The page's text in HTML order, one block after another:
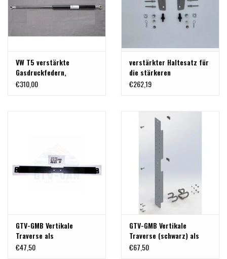
VW T5 verstärkte
Gasdruckfedern,
700...1500 N, zum Tausch
€310,00
verstärkter Haltesatz für
die stärkeren
Gasfedern passend für die
€262,19
GTV-GMB Vertikale
Traverse als
Systemerweiterung
€47,50
GTV-GMB Vertikale
Traverse (schwarz) als
Systemerweiterung für
€67,50